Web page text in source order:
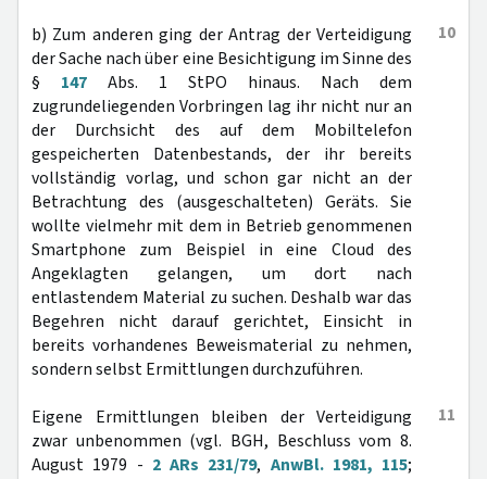
10
b) Zum anderen ging der Antrag der Verteidigung
der Sache nach über eine Besichtigung im Sinne des
§ 147 Abs. 1 StPO hinaus. Nach dem
zugrundeliegenden Vorbringen lag ihr nicht nur an
der Durchsicht des auf dem Mobiltelefon
gespeicherten Datenbestands, der ihr bereits
vollständig vorlag, und schon gar nicht an der
Betrachtung des (ausgeschalteten) Geräts. Sie
wollte vielmehr mit dem in Betrieb genommenen
Smartphone zum Beispiel in eine Cloud des
Angeklagten gelangen, um dort nach
entlastendem Material zu suchen. Deshalb war das
Begehren nicht darauf gerichtet, Einsicht in
bereits vorhandenes Beweismaterial zu nehmen,
sondern selbst Ermittlungen durchzuführen.
11
Eigene Ermittlungen bleiben der Verteidigung
zwar unbenommen (vgl. BGH, Beschluss vom 8.
August 1979 - 2 ARs 231/79, AnwBl. 1981, 115;